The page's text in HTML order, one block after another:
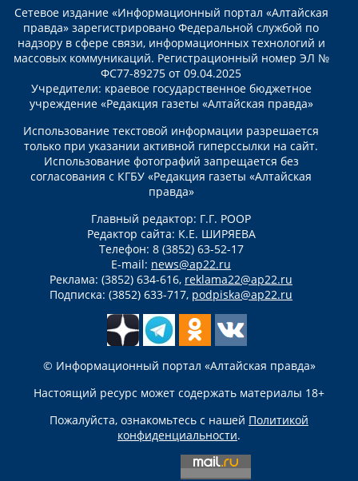
Сетевое издание «Информационный портал «Алтайская
правда» зарегистрировано Федеральной службой по
надзору в сфере связи, информационных технологий и
массовых коммуникаций. Регистрационный номер ЭЛ №
ФС77-89275 от 09.04.2025
Учредители: краевое государственное бюджетное
учреждение «Редакция газеты «Алтайская правда»
Использование текстовой информации разрешается
только при указании активной гиперссылки на сайт.
Использование фотографий запрещается без
согласования с КГБУ «Редакция газеты «Алтайская
правда»
Главный редактор: Г.Г. РООР
Редактор сайта: К.Е. ШИРЯЕВА
Телефон: 8 (3852) 63-52-17
E-mail: news@ap22.ru
Реклама: (3852) 634-616, reklama22@ap22.ru
Подписка: (3852) 633-717, podpiska@ap22.ru
© Информационный портал «Алтайская правда»
Настоящий ресурс может содержать материалы 18+
Пожалуйста, ознакомьтесь с нашей Политикой
конфиденциальности.